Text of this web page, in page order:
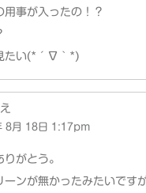
用事が入ったの！？
たい(*´∇｀*)
8月 18日 1:17pm
がとう。
ーンが無かったみたいです